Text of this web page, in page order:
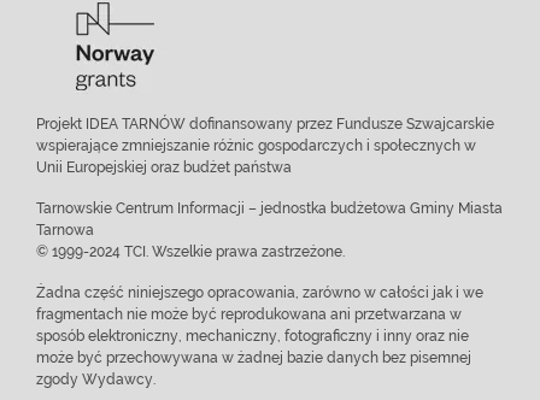
Projekt IDEA TARNÓW dofinansowany przez Fundusze Szwajcarskie
wspierające zmniejszanie różnic gospodarczych i społecznych w
Unii Europejskiej oraz budżet państwa
Tarnowskie Centrum Informacji – jednostka budżetowa Gminy Miasta
Tarnowa
© 1999-2024 TCI. Wszelkie prawa zastrzeżone.
Żadna część niniejszego opracowania, zarówno w całości jak i we
fragmentach nie może być reprodukowana ani przetwarzana w
sposób elektroniczny, mechaniczny, fotograficzny i inny oraz nie
może być przechowywana w żadnej bazie danych bez pisemnej
zgody Wydawcy.